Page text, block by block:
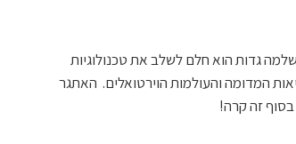
2012 ע"י היזם הסדרתי שלמה גדות הוא חלם לשלב את טכנולוגיות
המדומה והעולמות הוירטואלים. האתגר
זה קרה!